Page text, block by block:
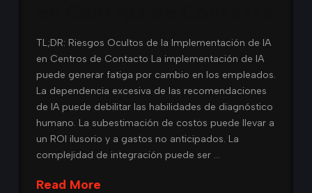
TL;DR: Riesgos Ocultos de la Implementación de IA
en Centros de Contacto La implementación de IA
puede generar fatiga por cambio en los empleados.
La dependencia excesiva de las recomendaciones
de IA puede debilitar las habilidades de diagnóstico
humano. La subestimación de costos puede llevar a
un ROI ilusorio y a gastos no anticipados. La
complejidad de integración puede ser …
Read More